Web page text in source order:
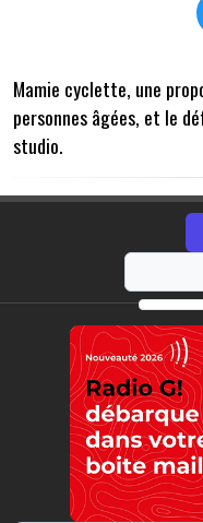
Mamie cyclette, une
personnes âgées, et le
studio.